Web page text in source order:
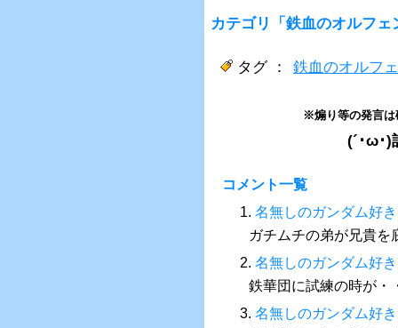
カテゴリ「鉄血のオルフ
タグ ： 鉄血のオルフ
※煽り等の発言は
(´･ω･)
コメント一覧
1. 名無しのガンダム好き
ガチムチの弟が兄貴を
2. 名無しのガンダム好き
鉄華団に試練の時が・
3. 名無しのガンダム好き